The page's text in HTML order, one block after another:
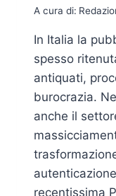
A cura di:
In Italia la
spesso
antiquati,
burocrazia.
anche il
recentissima